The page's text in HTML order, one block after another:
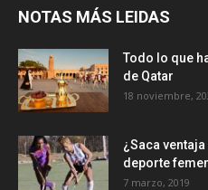
NOTAS MÁS LEIDAS
Todo lo que
de Qatar
18 noviembre,
¿Saca
deporte
7 marzo, 2019